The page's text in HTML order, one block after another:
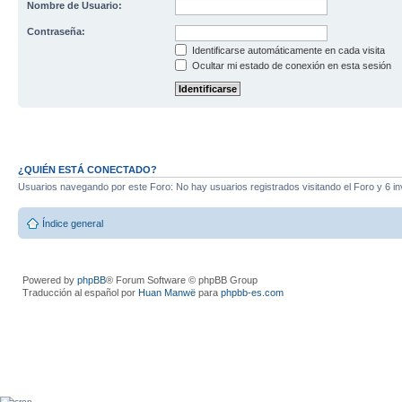
Nombre de Usuario:
Contraseña:
Identificarse automáticamente en cada visita
Ocultar mi estado de conexión en esta sesión
¿QUIÉN ESTÁ CONECTADO?
Usuarios navegando por este Foro: No hay usuarios registrados visitando el Foro y 6
Índice general
Powered by phpBB® Forum Software © phpBB Group
Traducción al español por Huan Manwë para phpbb-es.com